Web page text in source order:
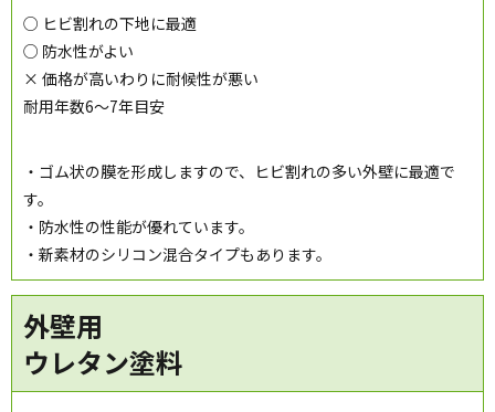
○ ヒビ割れの下地に最適
○ 防水性がよい
× 価格が高いわりに耐候性が悪い
耐用年数6～7年目安
・ゴム状の膜を形成しますので、ヒビ割れの多い外壁に最適で
す。
・防水性の性能が優れています。
・新素材のシリコン混合タイプもあります。
外壁用
ウレタン塗料